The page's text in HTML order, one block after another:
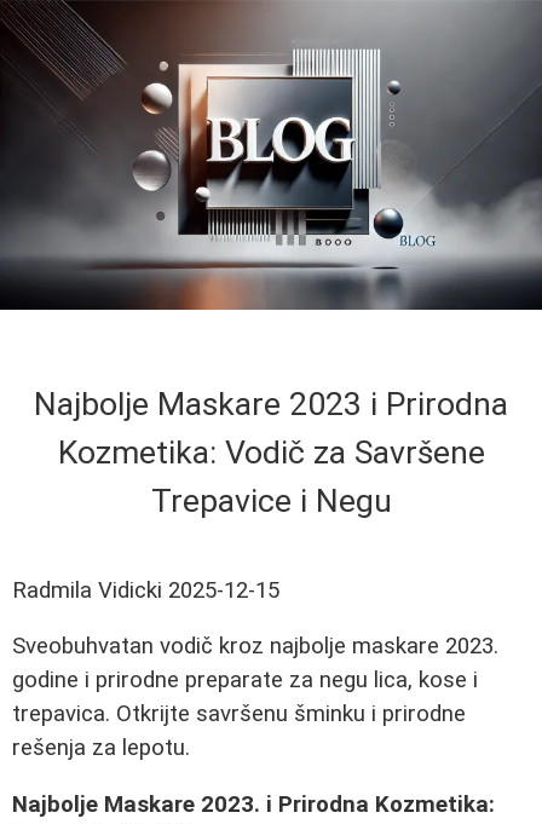
Najbolje Maskare 2023 i Prirodna
Kozmetika: Vodič za Savršene
Trepavice i Negu
Radmila Vidicki 2025-12-15
Sveobuhvatan vodič kroz najbolje maskare 2023.
godine i prirodne preparate za negu lica, kose i
trepavica. Otkrijte savršenu šminku i prirodne
rešenja za lepotu.
Najbolje Maskare 2023. i Prirodna Kozmetika: